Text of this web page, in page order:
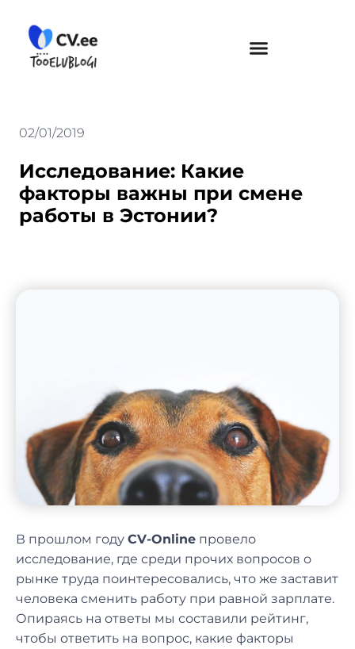
content
02/01/2019
Исследование: Какие
факторы важны при смене
работы в Эстонии?
В прошлом году CV-Online провело
исследование, где среди прочих вопросов о
рынке труда поинтересовались, что же заставит
человека сменить работу при равной зарплате.
Опираясь на ответы мы составили рейтинг,
чтобы ответить на вопрос, какие факторы